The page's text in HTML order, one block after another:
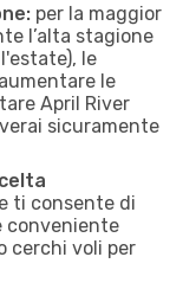
per la maggior
l’alta stagione
le
le
April River
sicuramente
ti consente di
conveniente
cerchi voli per